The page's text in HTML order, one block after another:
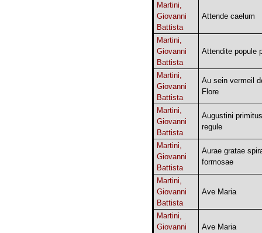
Martini,
Giovanni
Battista
Attende caelum
Martini,
Giovanni
Battista
Attendite popule
Martini,
Giovanni
Battista
Au sein vermeil
Flore
Martini,
Giovanni
Battista
Augustini primitus
regule
Martini,
Giovanni
Battista
Aurae gratae
formosae
Martini,
Giovanni
Battista
Ave Maria
Martini,
Giovanni
Ave Maria